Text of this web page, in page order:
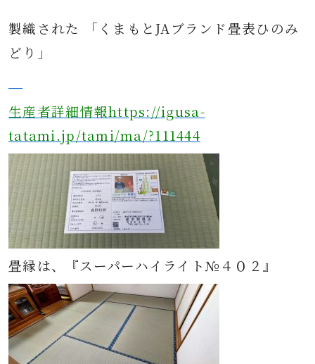
製織された 「くまもとJAブランド畳表ひのみ
どり」
生産者詳細情報https://igusa-
tatami.jp/tami/ma/?111444
畳縁は、『スーパーハイライト№４０２』